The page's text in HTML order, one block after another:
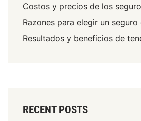
Costos y precios de los
Razones para elegir un seguro
Resultados y beneficios de
RECENT POSTS